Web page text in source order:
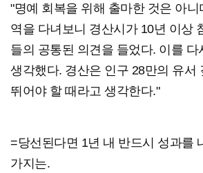
"명예 회복을 위해 출마한 것은 아니
역을 다녀보니 경산시가 10년 이상
들의 공통된 의견을 들었다. 이를 다
생각했다. 경산은 인구 28만의 유서
뛰어야 할 때라고 생각한다."
=당선된다면 1년 내 반드시 성과를
가지는.